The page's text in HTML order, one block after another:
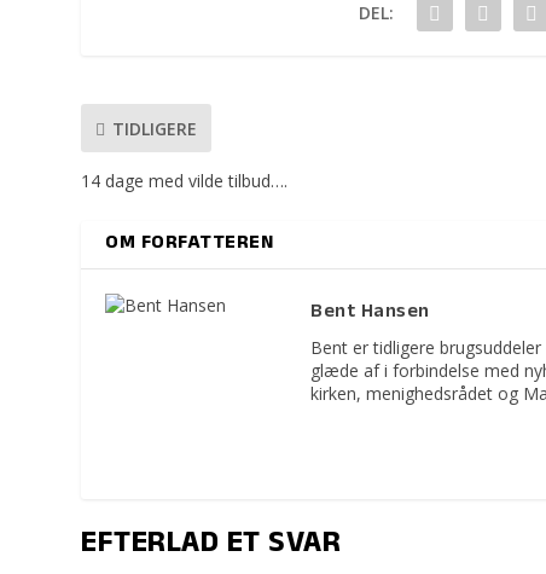
DEL:
TIDLIGERE
14 dage med vilde tilbud….
OM FORFATTEREN
Bent Hansen
Bent er tidligere
glæde af i forbindelse med
kirken, menighedsrådet og
EFTERLAD ET SVAR